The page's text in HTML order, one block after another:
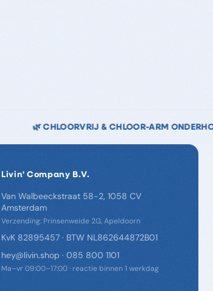
ONDERHOUD ↩️ 14 DAGEN
Livin' Company B.V.
Van Walbeeckstraat 58-2, 1058 CV
Amsterdam
Verzending: Prinsenweide 2G, Apeldoorn
KvK 82895457 · BTW NL862644872B01
hey@livin.shop · 085 800 1101
Ma–vr 09:00–17:00 · reactie binnen 1 werkdag